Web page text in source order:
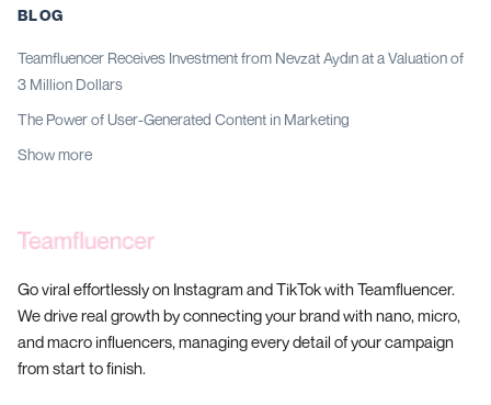
BLOG
Teamfluencer Receives Investment from Nevzat Aydın at a Valuation of
3 Million Dollars
The Power of User-Generated Content in Marketing
Show more
Go viral effortlessly on Instagram and TikTok with Teamfluencer.
We drive real growth by connecting your brand with nano, micro,
and macro influencers, managing every detail of your campaign
from start to finish.